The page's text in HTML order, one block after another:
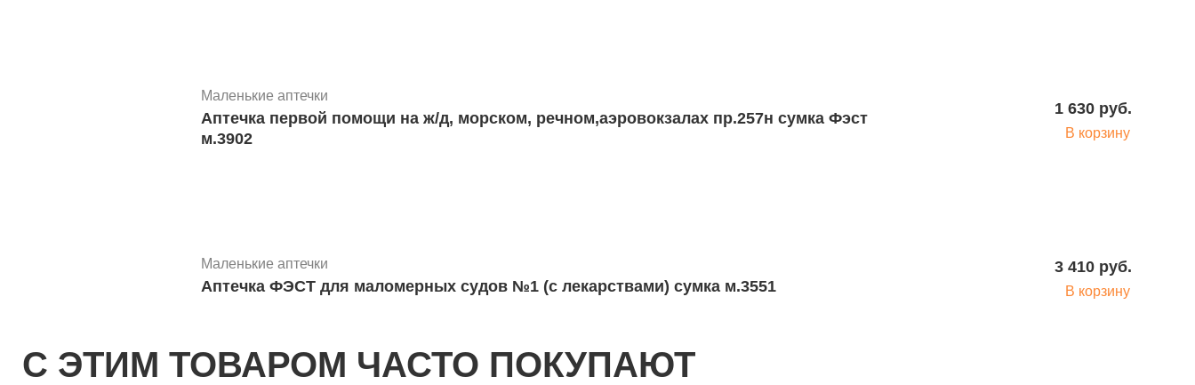
Маленькие аптечки
Аптечка первой помощи на ж/д, морском, речном,аэровокзалах пр.257н сумка Фэст
м.3902
1 630 руб.
В корзину
Маленькие аптечки
Аптечка ФЭСТ для маломерных судов №1 (с лекарствами) сумка м.3551
3 410 руб.
В корзину
С ЭТИМ ТОВАРОМ ЧАСТО ПОКУПАЮТ